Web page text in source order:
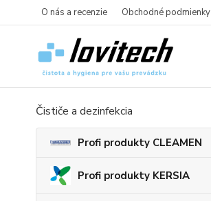
O nás a recenzie Obchodné podmienky
Čističe a dezinfekcia
Profi produkty CLEAMEN
Profi produkty KERSIA